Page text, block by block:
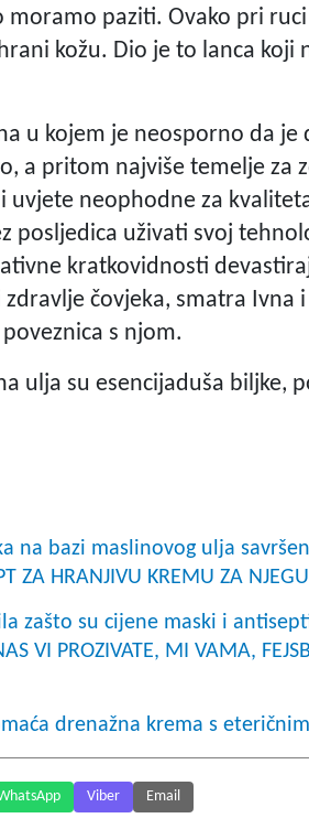
moramo paziti. Ovako pri
kožu. Dio je to lanca
u kojem je neosporno da
a pritom najviše temelje za
neophodne za
posljedica uživati svoj
kratkovidnosti
čovjeka, smatra Ivna
s njom.
ulja su esencijaduša biljke,
na bazi maslinovog ulja
ZA HRANJIVU KREMU ZA NJEGU
zašto su cijene maski i
VI PROZIVATE, MI VAMA,
drenažna krema s
Viber Email